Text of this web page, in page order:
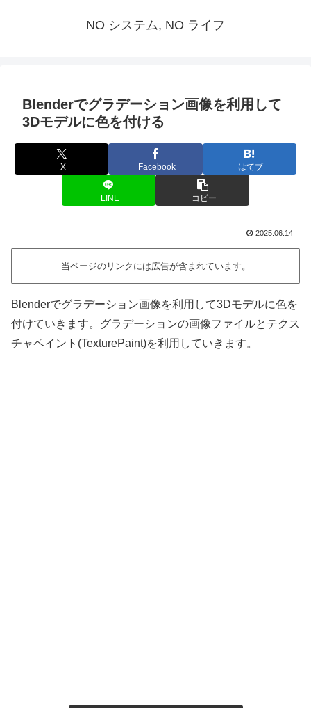
NO システム, NO ライフ
Blenderでグラデーション画像を利用して
3Dモデルに色を付ける
X Facebook はてブ
LINE コピー
2025.06.14
当ページのリンクには広告が含まれています。
Blenderでグラデーション画像を利用して3Dモデルに色を
付けていきます。グラデーションの画像ファイルとテクス
チャペイント(TexturePaint)を利用していきます。